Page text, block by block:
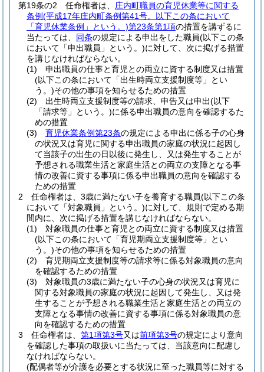
第19条の2
任命権者は、 庄内町職員の育児休業等に関する
条例(平成17年庄内町条例第41号。以下この条において
「育児休業条例」という。)第23条第1項の措置を講ずるに
当たっては、 同条の規定による申出をした職員(以下この条
において「申出職員」という。)に対して、次に掲げる措置
を講じなければならない。
(1)
申出職員の仕事と育児との両立に資する制度又は措置
(以下この条において「出生時両立支援制度等」とい
う。)その他の事項を知らせるための措置
(2)
出生時両立支援制度等の請求、申告又は申出(以下
「請求等」という。)に係る申出職員の意向を確認するた
めの措置
(3)
育児休業条例第23条の規定による申出に係る子の心身
の状況又は育児に関する申出職員の家庭の状況に起因し
て当該子の出生の日以後に発生し、又は発生することが
予想される職業生活と家庭生活との両立の支障となる事
情の改善に資する事項に係る申出職員の意向を確認する
ための措置
2
任命権者は、3歳に満たない子を養育する職員(以下この条
において「対象職員」という。)に対して、規則で定める期
間内に、次に掲げる措置を講じなければならない。
(1)
対象職員の仕事と育児との両立に資する制度又は措置
(以下この条において「育児期両立支援制度等」とい
う。)その他の事項を知らせるための措置
(2)
育児期両立支援制度等の請求等に係る対象職員の意向
を確認するための措置
(3)
対象職員の3歳に満たない子の心身の状況又は育児に
関する対象職員の家庭の状況に起因して発生し、又は発
生することが予想される職業生活と家庭生活との両立の
支障となる事情の改善に資する事項に係る対象職員の意
向を確認するための措置
3
任命権者は、 第1項第3号又は前項第3号の規定により意向
を確認した事項の取扱いに当たっては、当該意向に配慮し
なければならない。
(配偶者等が介護を必要とする状況に至った職員等に対する